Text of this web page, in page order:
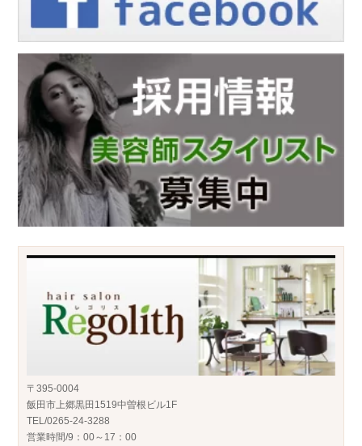
〒395-0004
飯田市上郷黒田1519中曽根ビル1F
TEL/0265-24-3288
営業時間/9：00～17：00